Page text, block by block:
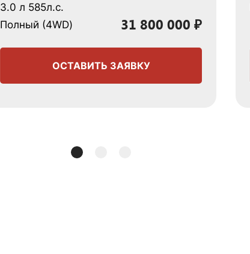
3.0 л 585л.с.
Полный (4WD)
31 800 000 ₽
ОСТАВИТЬ ЗАЯВКУ